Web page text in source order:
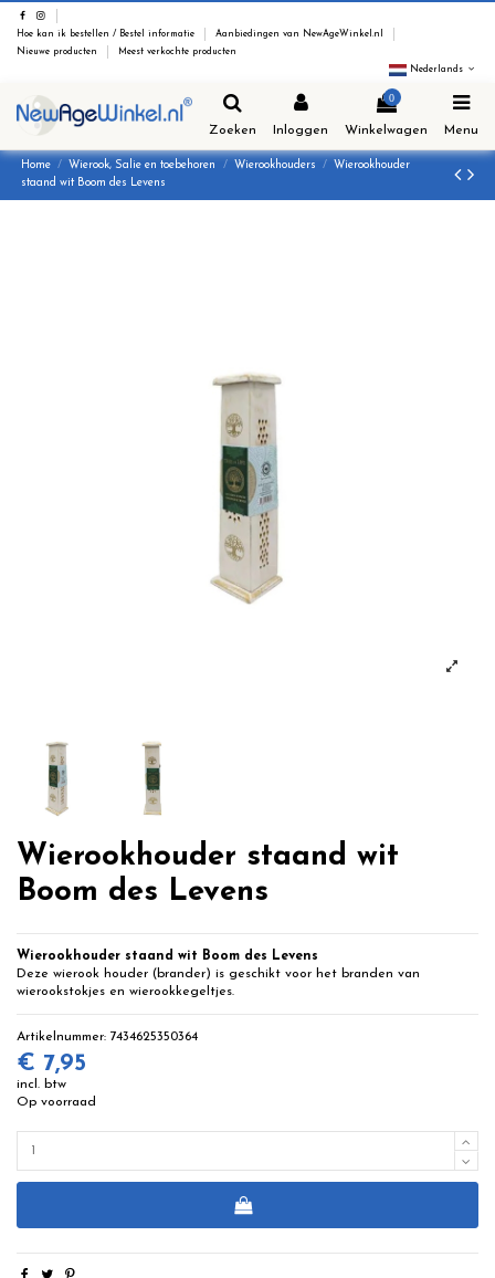
Hoe kan ik bestellen / Bestel informatie
Aanbiedingen van NewAgeWinkel.nl
Nieuwe producten
Meest verkochte producten
Nederlands
Zoeken Inloggen
0
Winkelwagen Menu
Home Wierook, Salie en toebehoren Wierookhouders
Wierookhouder
staand wit Boom des Levens
Wierookhouder staand wit
Boom des Levens
Wierookhouder staand wit Boom des Levens
Deze wierook houder (brander) is geschikt voor het branden van
wierookstokjes en wierookkegeltjes.
Artikelnummer: 7434625350364
€ 7,95
incl. btw
Op voorraad